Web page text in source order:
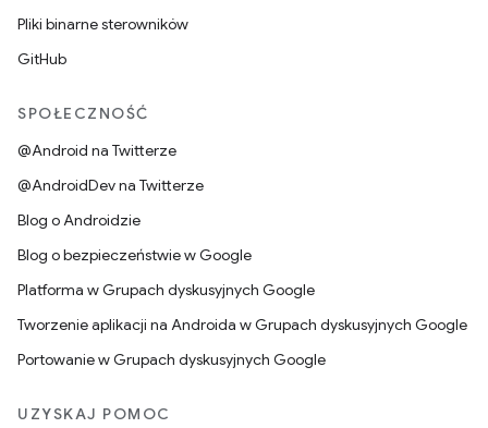
Pliki binarne sterowników
GitHub
SPOŁECZNOŚĆ
@Android na Twitterze
@AndroidDev na Twitterze
Blog o Androidzie
Blog o bezpieczeństwie w Google
Platforma w Grupach dyskusyjnych Google
Tworzenie aplikacji na Androida w Grupach dyskusyjnych Google
Portowanie w Grupach dyskusyjnych Google
UZYSKAJ POMOC